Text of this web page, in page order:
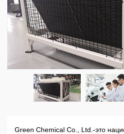
Green Chemical Co., Ltd.-это